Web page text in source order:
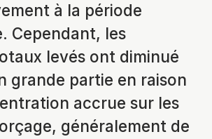
à la période
Cependant, les
levés ont diminué
grande partie en raison
accrue sur les
généralement de